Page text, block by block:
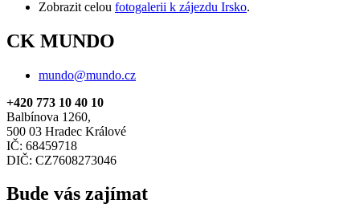
Zobrazit celou fotogalerii k zájezdu Irsko.
CK MUNDO
mundo@mundo.cz
+420 773 10 40 10
Balbínova 1260,
500 03 Hradec Králové
IČ: 68459718
DIČ: CZ7608273046
Bude vás zajímat